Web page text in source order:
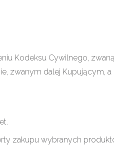
Kodeksu Cywilnego,
zwanym dalej Kupującym, a
zakupu wybranych